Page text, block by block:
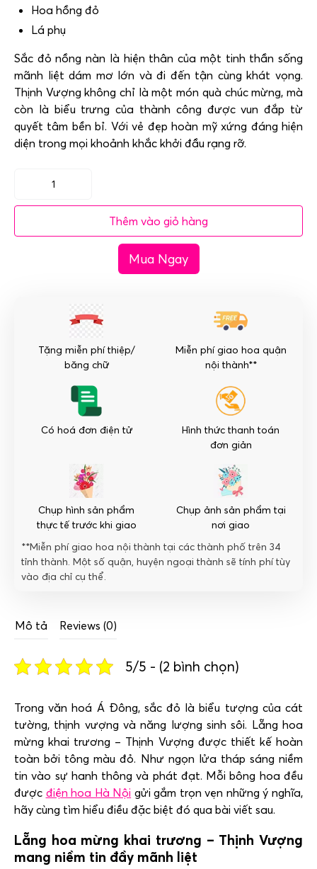
Hoa hồng đỏ
Lá phụ
Sắc đỏ nồng nàn là hiện thân của một tinh thần sống
mãnh liệt dám mơ lớn và đi đến tận cùng khát vọng.
Thịnh Vượng không chỉ là một món quà chúc mừng, mà
còn là biểu trưng của thành công được vun đắp từ
quyết tâm bền bỉ. Với vẻ đẹp hoàn mỹ xứng đáng hiện
diện trong mọi khoảnh khắc khởi đầu rạng rỡ.
Lẵng
hoa
Vượng
lượng
Thêm vào giỏ hàng
Mua Ngay
Tặng miễn phí thiệp/
băng chữ
Miễn phí giao hoa quận
nội thành**
Có hoá đơn điện tử
Hình thức thanh toán
đơn giản
Chụp hình sản phẩm
thực tế trước khi giao
Chụp ảnh sản phẩm tại
nơi giao
**Miễn phí giao hoa nội thành tại các thành phố trên 34
tỉnh thành. Một số quận, huyện ngoại thành sẽ tính phí tùy
vào địa chỉ cụ thể.
Mô tả Reviews (0)
5/5 - (2 bình chọn)
Trong văn hoá Á Đông, sắc đỏ là biểu tượng của cát
tường, thịnh vượng và năng lượng sinh sôi. Lẵng hoa
mừng khai trương – Thịnh Vượng được thiết kế hoàn
toàn bởi tông màu đỏ. Như ngọn lửa tháp sáng niềm
tin vào sự hanh thông và phát đạt. Mỗi bông hoa đều
được điện hoa Hà Nội gửi gắm trọn vẹn những ý nghĩa,
hãy cùng tìm hiểu điều đặc biệt đó qua bài viết sau.
Lẵng hoa mừng khai trương – Thịnh Vượng
mang niềm tin đầy mãnh liệt